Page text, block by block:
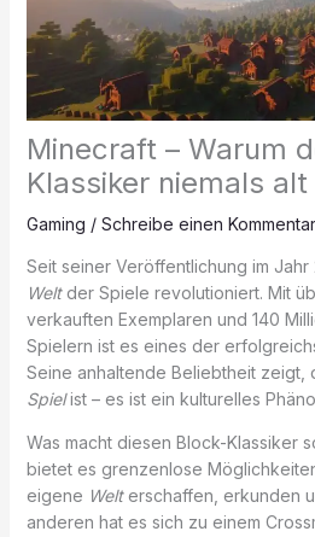
Minecraft – Warum
Klassiker niemals
Gaming / Schreibe einen Kommentar
Seit seiner Veröffentlichung im Jahr
Weltder Spiele revolutioniert. Mit
verkauften Exemplaren und 140
Spielern ist es eines der
Seine anhaltende Beliebtheit zeigt,
Spielist – es ist ein kulturelles
Was macht diesen Block-Klassiker
bietet es grenzenlose
eigene Welterschaffen, erkunden
anderen hat es sich zu einem